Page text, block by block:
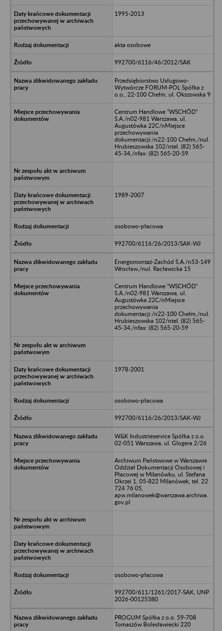
1995-2013
akta osobowe
992700/6116/46/2012/SAK
Przedsiębiorstwo Usługowo-
Wytwórcze FORUM-POL Spółka z
o.o., 22-100 Chełm, ul. Okszowska 9
Centrum Handlowe "WSCHÓD"
S.A./n02-981 Warszawa, ul.
Augustówka 22C/nMiejsce
przechowywania
dokumentacji:/n22-100 Chełm,/nul.
Hrubieszowska 102/ntel. (82) 565-
45-34,/nfax: (82) 565-20-59
1989-2007
osobowo-płacowa
992700/6116/26/2013/SAK-WJ
Energomontaż-Zachód S.A./n53-149
Wrocław,/nul. Racławicka 15
Centrum Handlowe "WSCHÓD"
S.A./n02-981 Warszawa, ul.
Augustówka 22C/nMiejsce
przechowywania
dokumentacji:/n22-100 Chełm,/nul.
Hrubieszowska 102/ntel. (82) 565-
45-34,/nfax: (82) 565-20-59
1978-2001
osobowo-płacowa
992700/6116/26/2013/SAK-WJ
W&K Industrieservice Spółka z o.o.
02-051 Warszawa, ul. Glogera 2/26
Archiwum Państwowe w Warszawie
Oddział Dokumentacji Osobowej i
Płacowej w Milanówku, ul. Stefana
Okrzei 1, 05-822 Milanówek, tel. 22
724 76 05,
apw.milanowek@warszawa.archiwa.
gov.pl
osobowo-płacowa
992700/611/1261/2017-SAK, UNP
2026-00125380
PROGUM Spółka z o.o. 59-708
Tomaszów Bolesławiecki 220